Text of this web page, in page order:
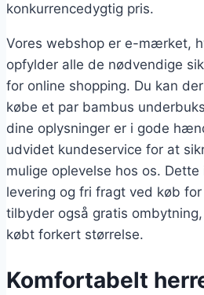
konkurrencedygtig pris.
Vores webshop er e-mærket,
opfylder alle de nødvendige
for online shopping. Du kan
købe et par bambus
dine oplysninger er i gode
udvidet kundeservice for at
mulige oplevelse hos os.
levering og fri fragt ved køb
tilbyder også gratis
købt forkert størrelse.
Komfortabelt